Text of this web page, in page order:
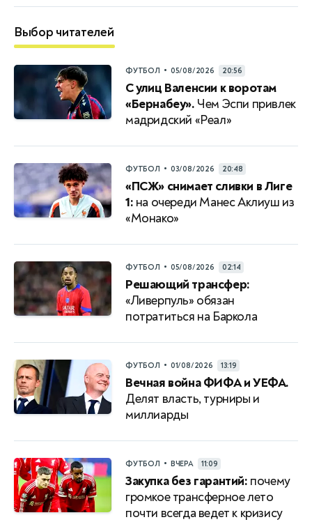
Выбор читателей
ФУТБОЛ • 05/08/2026 20:56
С улиц Валенсии к воротам
«Бернабеу». Чем Эспи привлек
мадридский «Реал»
ФУТБОЛ • 03/08/2026 20:48
«ПСЖ» снимает сливки в Лиге
1: на очереди Манес Аклиуш из
«Монако»
ФУТБОЛ • 05/08/2026 02:14
Решающий трансфер:
«Ливерпуль» обязан
потратиться на Баркола
ФУТБОЛ • 01/08/2026 13:19
Вечная война ФИФА и УЕФА.
Делят власть, турниры и
миллиарды
ФУТБОЛ • ВЧЕРА 11:09
Закупка без гарантий: почему
громкое трансферное лето
почти всегда ведет к кризису